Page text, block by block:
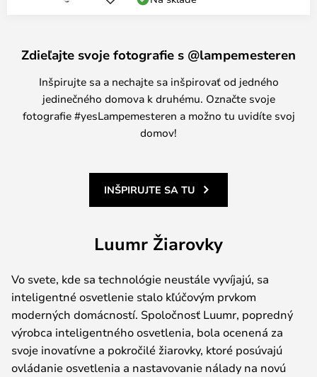
Zdieľajte svoje fotografie s @lampemesteren
Inšpirujte sa a nechajte sa inšpirovať od jedného
jedinečného domova k druhému. Označte svoje
fotografie #yesLampemesteren a možno tu uvidíte svoj
domov!
INŠPIRUJTE SA TU
Luumr Žiarovky
Vo svete, kde sa technológie neustále vyvíjajú, sa
inteligentné osvetlenie stalo kľúčovým prvkom
moderných domácností. Spoločnosť Luumr, popredný
výrobca inteligentného osvetlenia, bola ocenená za
svoje inovatívne a pokročilé žiarovky, ktoré posúvajú
ovládanie osvetlenia a nastavovanie nálady na novú